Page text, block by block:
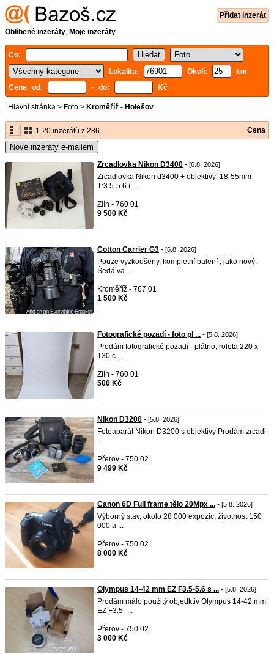
Přidat inzerát
Oblíbené inzeráty, Moje inzeráty
Co:
Lokalita:
Okolí:
km
Cena od:
- do: Kč
Hlavní stránka > Foto > Kroměříž - Holešov
1-20 inzerátů z 286 Cena
Nové inzeráty e-mailem
Zrcadlovka Nikon D3400 - [6.8. 2026]
Zrcadlovka Nikon d3400 + objektivy: 18-55mm
1:3.5-5.6 ( ...
Zlín - 760 01
9 500 Kč
Cotton Carrier G3 - [6.8. 2026]
Pouze vyzkoušeny, kompletní balení , jako nový.
Šedá va ...
Kroměříž - 767 01
1 500 Kč
Fotografické pozadí - foto pl ... - [5.8. 2026]
Prodám fotografické pozadí - plátno, roleta 220 x
130 c ...
Zlín - 760 01
500 Kč
Nikon D3200 - [5.8. 2026]
Fotoaparát Nikon D3200 s objektivy Prodám zrcadl
...
Přerov - 750 02
9 499 Kč
Canon 6D Full frame tělo 20Mpx ... - [5.8. 2026]
Výborný stav, okolo 28 000 expozic, životnost 150
000 a ...
Přerov - 750 02
8 000 Kč
Olympus 14-42 mm EZ F3.5-5.6 s ... - [5.8. 2026]
Prodám málo použitý objedktiv Olympus 14-42 mm
EZ F3.5- ...
Přerov - 750 02
3 000 Kč